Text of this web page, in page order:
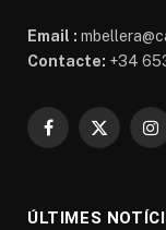
Email :
Contacte: +34
Facebook
X
ÚLTIMES